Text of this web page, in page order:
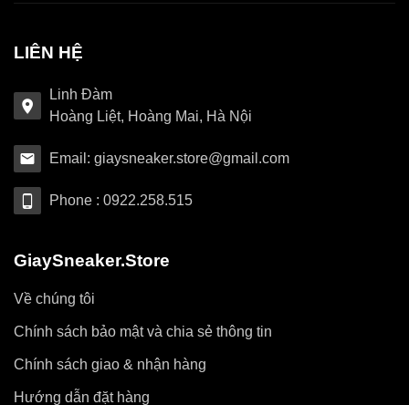
LIÊN HỆ
Linh Đàm
Hoàng Liệt, Hoàng Mai, Hà Nội
Email: giaysneaker.store@gmail.com
Phone : 0922.258.515
GiaySneaker.Store
Về chúng tôi
Chính sách bảo mật và chia sẻ thông tin
Chính sách giao & nhận hàng
Hướng dẫn đặt hàng